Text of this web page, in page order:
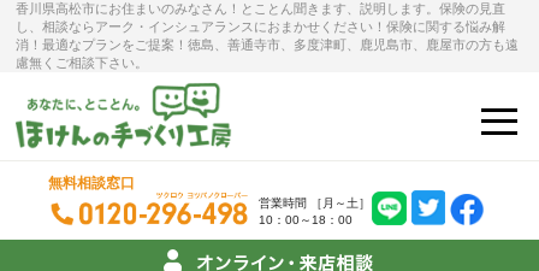
香川県高松市にお住まいのみなさん！とことん聞きます、説明します。保険の見直
し、相談ならアーク・インシュアランスにおまかせください！保険に関する悩み解
消！最適なプランをご提案！徳島、善通寺市、多度津町、鹿児島市、鹿屋市の方も遠
慮無くご相談下さい。
無料相談窓口
営業時間 ［月～土］
10：00～18：00